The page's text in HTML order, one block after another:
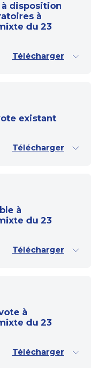
disposition
à
du 23
Télécharger
existant
Télécharger
à
du 23
Télécharger
à
du 23
Télécharger